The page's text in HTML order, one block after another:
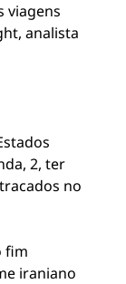
viagens
analista
2, ter
no
fim
iraniano